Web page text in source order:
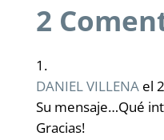
2
DANIEL VILLENA el
Su mensaje…Qué
Gracias!